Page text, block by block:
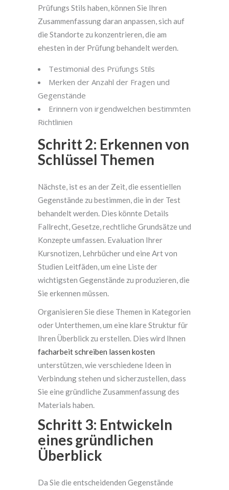
Prüfungs Stils haben, können Sie Ihren
Zusammenfassung daran anpassen, sich auf
die Standorte zu konzentrieren, die am
ehesten in der Prüfung behandelt werden.
Testimonial des Prüfungs Stils
Merken der Anzahl der Fragen und
Gegenstände
Erinnern von irgendwelchen bestimmten
Richtlinien
Schritt 2: Erkennen von
Schlüssel Themen
Nächste, ist es an der Zeit, die essentiellen
Gegenstände zu bestimmen, die in der Test
behandelt werden. Dies könnte Details
Fallrecht, Gesetze, rechtliche Grundsätze und
Konzepte umfassen. Evaluation Ihrer
Kursnotizen, Lehrbücher und eine Art von
Studien Leitfäden, um eine Liste der
wichtigsten Gegenstände zu produzieren, die
Sie erkennen müssen.
Organisieren Sie diese Themen in Kategorien
oder Unterthemen, um eine klare Struktur für
Ihren Überblick zu erstellen. Dies wird Ihnen
facharbeit schreiben lassen kosten
unterstützen, wie verschiedene Ideen in
Verbindung stehen und sicherzustellen, dass
Sie eine gründliche Zusammenfassung des
Materials haben.
Schritt 3: Entwickeln
eines gründlichen
Überblick
Da Sie die entscheidenden Gegenstände